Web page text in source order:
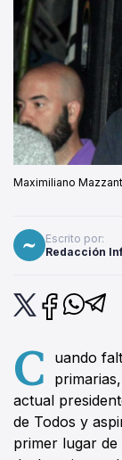
Maximiliano
Escrito por:
Redacción
C
uando
primarias,
actual
de Todos y
primer lugar de